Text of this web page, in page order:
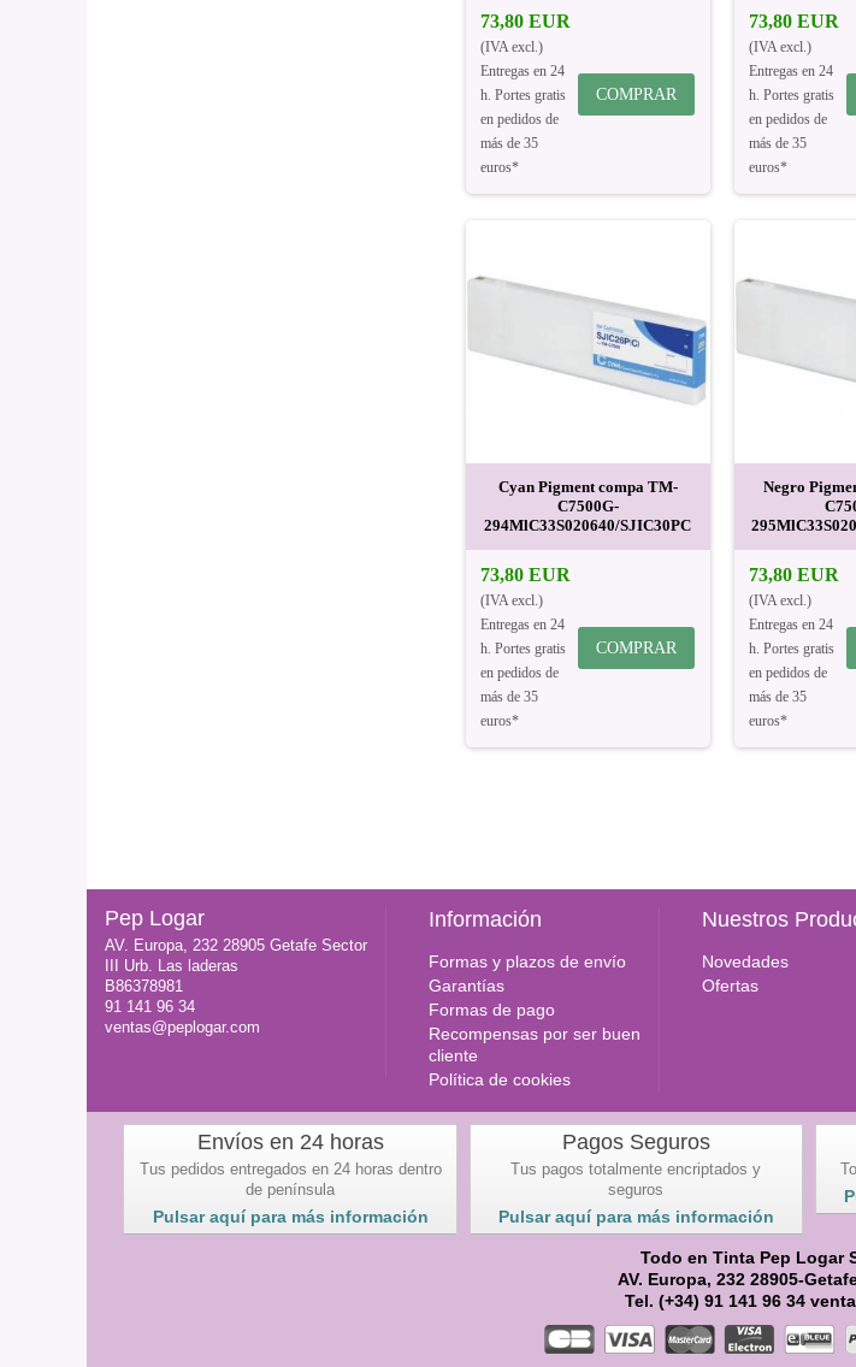
73,80 EUR
(IVA excl.)
Entregas en 24
h. Portes gratis
en pedidos de
más de 35
euros*
COMPRAR
73,80 EUR
(IVA excl.)
Entregas en 24
h. Portes gratis
en pedidos de
más de 35
euros*
Cyan Pigment compa TM-
C7500G-
294MlC33S020640/SJIC30PC
73,80 EUR
(IVA excl.)
Entregas en 24
h. Portes gratis
en pedidos de
más de 35
euros*
COMPRAR
Negro
73,80 EUR
(IVA excl.)
Entregas en 24
h. Portes gratis
en pedidos de
más de 35
euros*
Pep Logar
AV. Europa, 232 28905 Getafe Sector
III Urb. Las laderas
B86378981
91 141 96 34
ventas@peplogar.com
Información
Formas y plazos de envío
Garantías
Formas de pago
Recompensas por ser buen
cliente
Política de cookies
Nuestros
Novedades
Ofertas
Envíos en 24 horas
Tus pedidos entregados en 24 horas dentro
de península
Pulsar aquí para más información
Pagos Seguros
Tus pagos totalmente encriptados y
seguros
Pulsar aquí para más información
Todo en Tinta Pep Logar
AV. Europa, 232 28905-
Tel. (+34) 91 141 96 34